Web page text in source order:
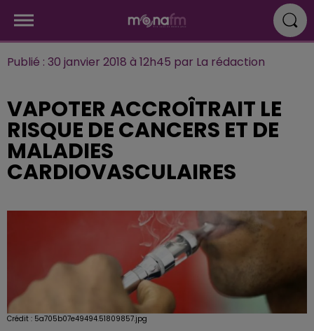
Publié : 30 janvier 2018 à 12h45 par La rédaction
VAPOTER ACCROÎTRAIT LE
RISQUE DE CANCERS ET DE
MALADIES
CARDIOVASCULAIRES
Crédit : 5a705b07e49494.51809857.jpg